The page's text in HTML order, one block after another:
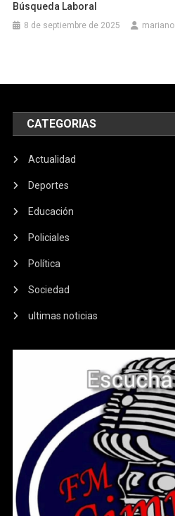
Búsqueda Laboral
8 de septiembre de 2025 mariano
CATEGORIAS
Actualidad
Deportes
Educación
Policiales
Política
Sociedad
ultimas noticias